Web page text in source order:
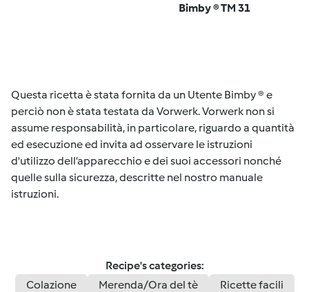
Bimby ® TM 31
Questa ricetta è stata fornita da un Utente Bimby ® e
perciò non è stata testata da Vorwerk. Vorwerk non si
assume responsabilità, in particolare, riguardo a quantità
ed esecuzione ed invita ad osservare le istruzioni
d'utilizzo dell’apparecchio e dei suoi accessori nonché
quelle sulla sicurezza, descritte nel nostro manuale
istruzioni.
Recipe's categories:
Colazione
Merenda/Ora del tè
Ricette facili